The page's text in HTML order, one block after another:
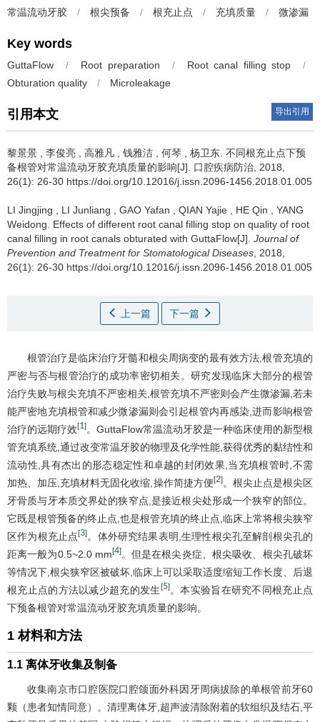
常温流动牙胶 / 根尖预备 / 根充止点 / 充填质量 / 微渗漏
Key words
GuttaFlow / Root preparation / Root canal filling stop
/
Obturation quality
/ Microleakage
引用本文 导出引用
黎景景 李俊亮 高雅凡 钱雅洁 何琴 杨卫东 不同根充止点下预
备根管对常温流动牙胶充填质量的影响[J]. 口腔疾病防治, 2018,
26(1): 26-30 https://doi.org/10.12016/j.issn.2096-1456.2018.01.005
LI Jingjing LI Junliang GAO Yafan QIAN Yajie HE Qin
YANG
Weidong
Effects of different root canal filling stop on quality of root
canal filling in root canals obturated with GuttaFlow[J]. Journal of
Prevention and Treatment for Stomatological Diseases , 2018,
26(1): 26-30 https://doi.org/10.12016/j.issn.2096-1456.2018.01.005
上一篇 下一篇
根管治疗是临床治疗牙髓和根尖周病变的最有效方法,根管充填的
严密与否与根管治疗的成功率密切相关。研究发现临床大部分的根管
治疗失败与根尖充填不严密相关,根管充填不严密则会产生微渗漏,若未
能严密地充填根管和减少微渗漏则会引起根管内再感染,进而影响根管
治疗的远期疗效[1] 。GuttaFlow常温流动牙胶是一种临床使用的新型根
管充填系统,通过改变常温牙胶的物理及化学性能,获得优秀的黏结性和
流动性,具有杰出的形态稳定性和卓越的封闭效果,当充填根管时,不需
加热、加压,充填材料无固化收缩,操作简捷方便[2]。根尖止点是根尖区
牙骨质与牙本质交界处的狭窄点,是接近根尖处形成一个狭窄的部位。
它既是根管预备的终止点,也是根管充填的终止点,临床上常将根尖狭窄
区作为根充止点[3] 。体外研究结果表明,生理性根尖孔至解剖根尖孔的
距离一般为0.5~2.0 mm[4]。但是在根尖炎症、根尖吸收、根尖孔破坏
等情况下,根尖狭窄区被破坏,临床上可以采取适度缩短工作长度、后退
根充止点的方法以减少超充的发生 [5]。本实验旨在研究不同根充止点
下预备根管对常温流动牙胶充填质量的影响。
1 材料和方法
1.1 离体牙收集及制备
收集南京市口腔医院口腔颌面外科因牙周病拔除的单根管前牙60
颗（患者知情同意）。清理离体牙,超声波清除附着的软组织及结石,平